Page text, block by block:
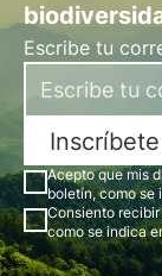
Escribe tu
Inscríbete
Acepto que mis
boletín, como
Consiento
como se indica